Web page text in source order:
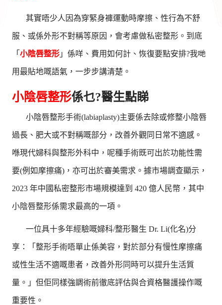
其實唔少人因為穿緊身褲運動時摩擦、性行為不舒
服、或係外形不對稱等原因，會考慮做私密整形。到底
「小陰唇整形 」係咩、費用如何計、恢復要點安排?我哋
用最貼地嘅語氣，一步步講清楚。
小陰唇整形係乜?醫生點睇
小陰唇整形手術(labiaplasty)主要係去除或修整小陰唇
過長、肥大或不對稱嘅部分，改善外觀同日常不適感。
喺現代婦科與整形外科中，呢種手術既可出於功能性需
要(例如摩擦痛)，亦可出於審美需求。據市場調查顯示，
2023 年中國私密整形市場規模達到 420 億人民幣，其中
小陰唇整形係需求最高的一項。
一位具十多年經驗嘅婦科/整形醫生 Dr. Li(化名)分
享：「整形手術唔單止係美容，對於部分有慢性摩擦痛
或性生活不適嘅患者，改善外形同時可以提升生活質
量。」但佢同樣強調術前徹底評估與合資格醫護操作嘅
重要性。